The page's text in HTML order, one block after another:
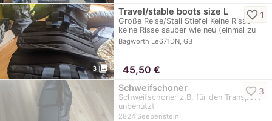
3 photo_library
Travel/stable boots size L
Große Reise/Stall Stiefel Keine Risse
keine Risse sauber wie neu (einmal zu
bewegen…
Bagworth Le671DN, GB
favorite_border1
45,50 €
Schweifschoner
Schweifschoner z.B. für den Transport
unbenutzt
2824 Seebenstein
favorite_border 3